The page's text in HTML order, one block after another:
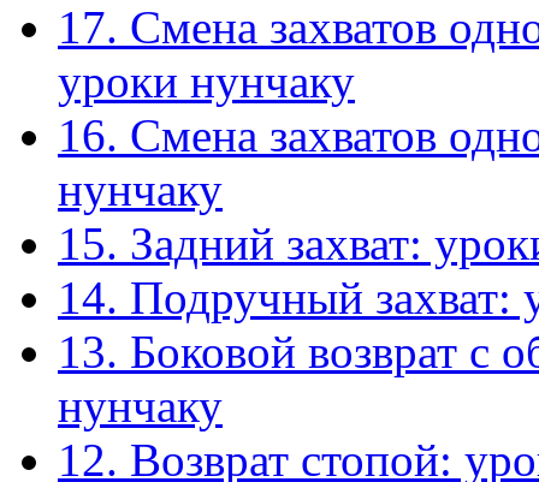
17. Смена захватов
уроки нунчаку
16. Смена захватов
нунчаку
15. Задний захват:
14. Подручный захват:
13. Боковой возврат с
нунчаку
12. Возврат стопой: